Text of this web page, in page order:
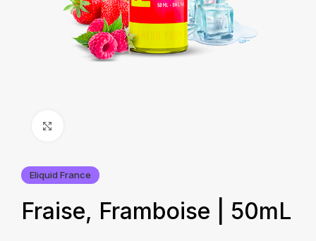
Eliquid France
Fraise, Framboise | 50mL